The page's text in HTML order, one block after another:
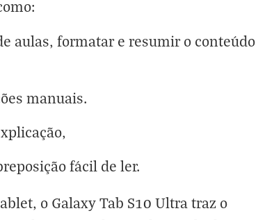
aulas, formatar e resumir o conteúdo
manuais.
fácil de ler.
o Galaxy Tab S10 Ultra traz o